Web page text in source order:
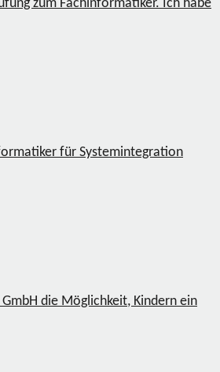
zum Fachinformatiker. Ich habe
für Systemintegration
die Möglichkeit, Kindern ein